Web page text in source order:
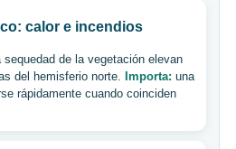
calor e incendios
de la vegetación elevan
del hemisferio norte. Importa: una
rápidamente cuando coinciden